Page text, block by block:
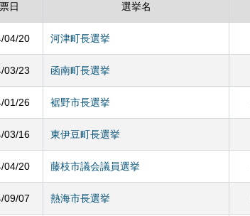
日 選挙名
04/20 河津町長選挙
03/23 函南町長選挙
01/26 裾野市長選挙
03/16 東伊豆町長選挙
04/20 藤枝市議会議員選挙
09/07 熱海市長選挙